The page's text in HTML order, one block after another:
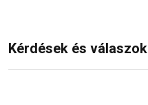
Kérdések és válaszok